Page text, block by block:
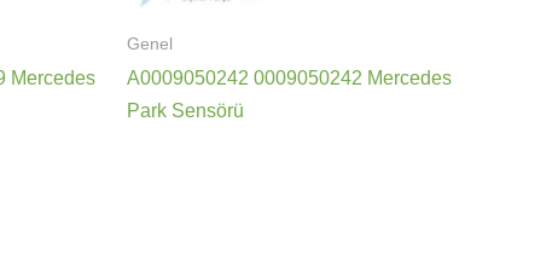
Mercedes
Genel
A0009050242 0009050242 Mercedes
Park Sensörü